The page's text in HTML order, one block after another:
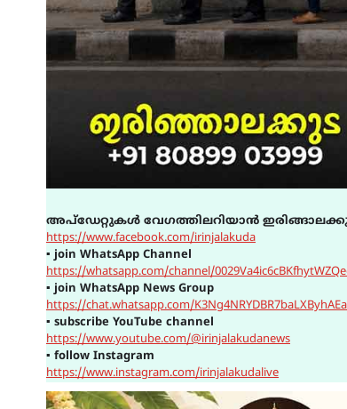
അപ്ഡേറ്റുകൾ വേഗത്തിലറിയാൻ
https://www.facebook.com/irinjalakuda
▪join WhatsApp Channel
https://whatsapp.com/channel/
▪join WhatsApp News Group
https://chat.whatsapp.com/K3Ng4NRYDBR7baLXByhAEa
▪ subscribe YouTube channel
https://www.youtube.com/@irinjalakudanews
▪ follow Instagram
https://www.instagram.com/irinjalakudalive